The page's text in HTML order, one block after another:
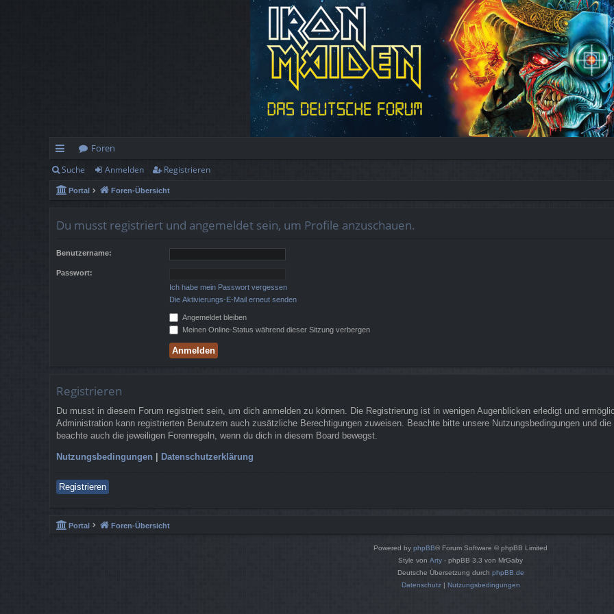
ch
ne
Foren
Suche Anmelden Registrieren
Portal Foren-Übersicht
Du musst registriert und angemeldet sein, um Profile anzuschauen.
Benutzername:
Passwort:
Ich habe mein Passwort vergessen
Die Aktivierungs-E-Mail erneut senden
Angemeldet bleiben
Meinen Online-Status während dieser Sitzung verbergen
Registrieren
Du musst in diesem Forum registriert sein, um dich anmelden zu können. Die Registrierung ist in wenigen Augenblicken erledigt und
Administration kann registrierten Benutzern auch zusätzliche Berechtigungen zuweisen. Beachte bitte unsere Nutzungsbedingungen und
beachte auch die jeweiligen Forenregeln, wenn du dich in diesem Board bewegst.
Nutzungsbedingungen | Datenschutzerklärung
Registrieren
Portal Foren-Übersicht
Powered by phpBB® Forum Software © phpBB Limited
Style von Arty - phpBB 3.3 von MrGaby
Deutsche Übersetzung durch phpBB.de
Datenschutz| Nutzungsbedingungen